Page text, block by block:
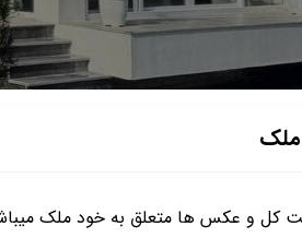
كل و عكس ها متعلق به خود ملك